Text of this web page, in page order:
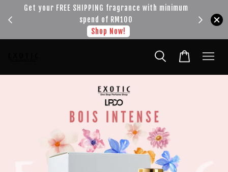
Get your FREE SHIPPING fragrance with minimum
spend of RM100
Shop Now!